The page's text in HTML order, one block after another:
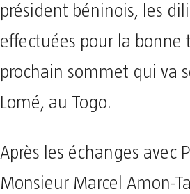
président béninois, les
effectuées pour la bonne
prochain sommet qui va
Lomé, au Togo.
Après les échanges avec
Monsieur Marcel Amon-